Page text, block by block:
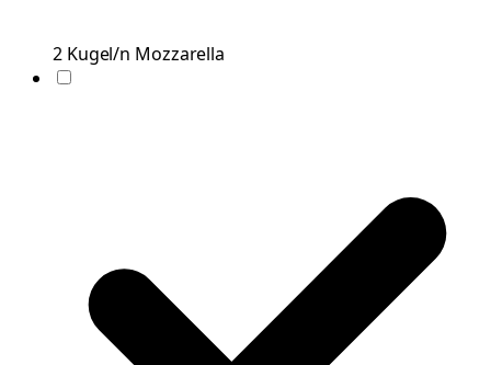
2 Kugel/n Mozzarella